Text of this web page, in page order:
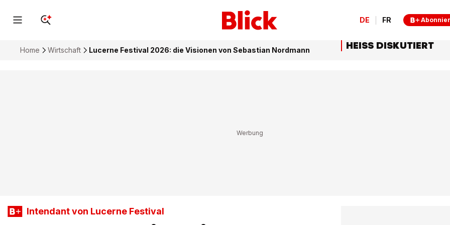
DE FR
Home Wirtschaft Lucerne Festival 2026: die Visionen von Sebastian Nordmann
Intendant von Lucerne Festival
HEISS DISKUTIERT